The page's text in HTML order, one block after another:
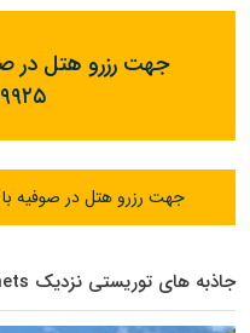
جهت رزرو هتل در
جهت رزرو هتل در صوفیه
جاذبه های توریستی نزدیک Lozenets